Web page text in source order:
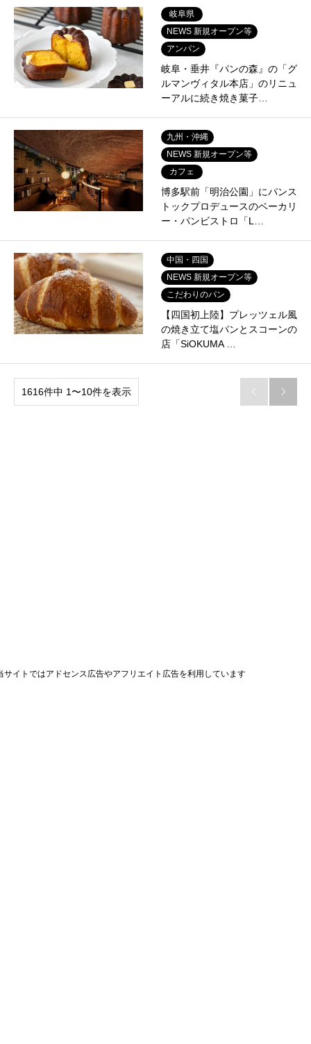
岐阜県
NEWS 新規オープン等
アンパン
岐阜・垂井『パンの森』の「グ
ルマンヴィタル本店」のリニュ
ーアルに続き焼き菓子…
九州・沖縄
NEWS 新規オープン等
カフェ
博多駅前「明治公園」にパンス
トックプロデュースのベーカリ
ー・パンビストロ「L…
中国・四国
NEWS 新規オープン等
こだわりのパン
【四国初上陸】プレッツェル風
の焼き立て塩パンとスコーンの
店「SiOKUMA …
1616件中 1〜10件を表示  
サイトではアドセンス広告やアフリエイト広告を利用しています